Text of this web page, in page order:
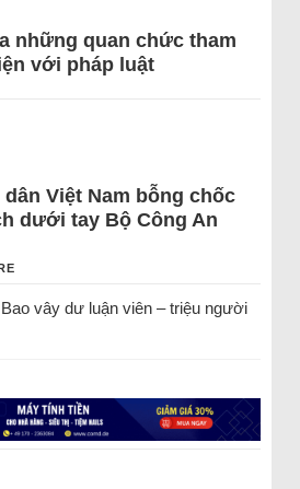
những quan chức tham
với pháp luật
Việt Nam bỗng chốc
dưới tay Bộ Công An
Bao vây dư luận viên – triệu người